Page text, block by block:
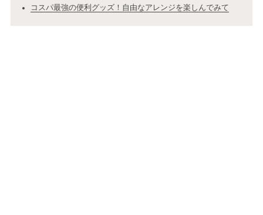
コスパ最強の便利グッズ！自由なアレンジを楽しんでみて